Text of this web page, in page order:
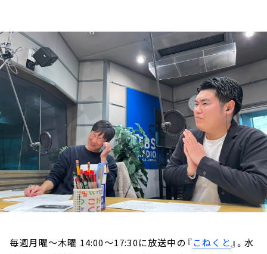
お知らせ
イベント・グッズ
YouTube
会社情報
毎週月曜～木曜 14:00～17:30に放送中の『こねくと』。水